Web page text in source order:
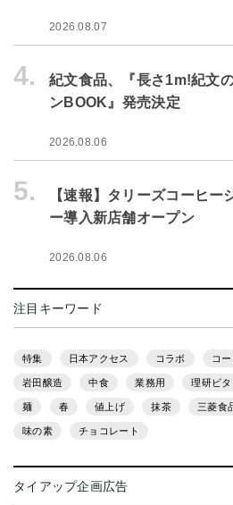
2026.08.07
4.
紀文食品、『長さ1m!紀文
ンBOOK』発売決定
2026.08.06
5.
【速報】タリーズコーヒー
ー導入新店舗オープン
2026.08.06
注目キーワード
特集 日本アクセス コラボ コ
岩田醸造 中食 業務用 理研ビタ
麺 春 値上げ 抹茶 三菱食
味の素 チョコレート
タイアップ企画広告